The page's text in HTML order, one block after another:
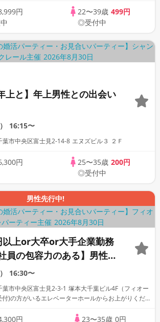
円
22〜39歳 499円
◎受付中
上と】年上男性との出会い
16:15〜
市中央区富士見2-14-8 エヌズビル３ ２Ｆ
円
25〜35歳 200円
◎受付中
男性先行中!
以上or大卒or大手企業勤務
員の包容力のある】男性と
活パーティー～真剣な出
16:30〜
市中央区富士見2-3-1 塚本大千葉ビル4F（フィオー
)の方がいるエレベーターホールからお上がりくだ
円
23〜35歳 0円